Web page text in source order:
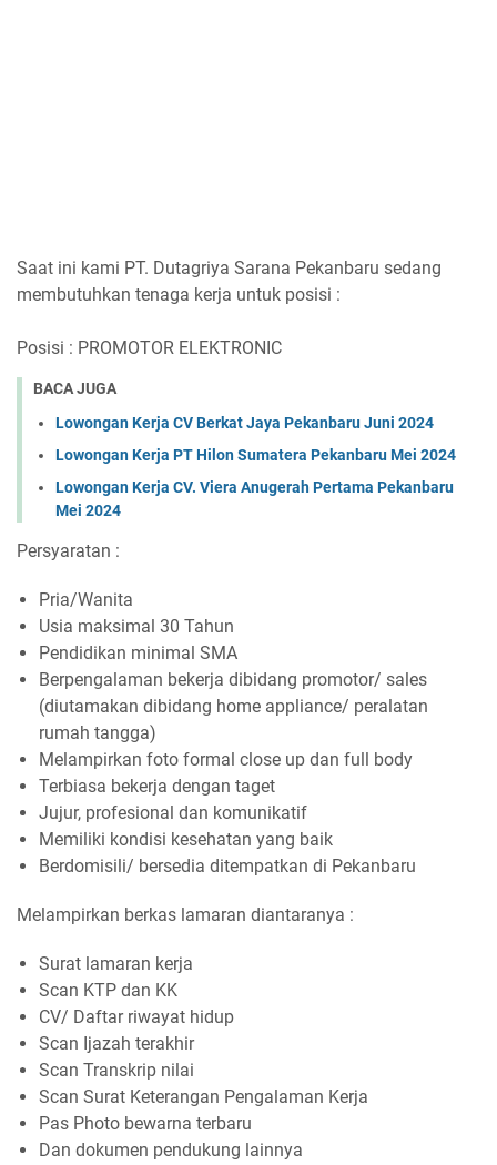
Saat ini kami PT. Dutagriya Sarana Pekanbaru sedang
membutuhkan tenaga kerja untuk posisi :
Posisi : PROMOTOR ELEKTRONIC
BACA JUGA
Lowongan Kerja CV Berkat Jaya Pekanbaru Juni 2024
Lowongan Kerja PT Hilon Sumatera Pekanbaru Mei 2024
Lowongan Kerja CV. Viera Anugerah Pertama Pekanbaru
Mei 2024
Persyaratan :
Pria/Wanita
Usia maksimal 30 Tahun
Pendidikan minimal SMA
Berpengalaman bekerja dibidang promotor/ sales
(diutamakan dibidang home appliance/ peralatan
rumah tangga)
Melampirkan foto formal close up dan full body
Terbiasa bekerja dengan taget
Jujur, profesional dan komunikatif
Memiliki kondisi kesehatan yang baik
Berdomisili/ bersedia ditempatkan di Pekanbaru
Melampirkan berkas lamaran diantaranya :
Surat lamaran kerja
Scan KTP dan KK
CV/ Daftar riwayat hidup
Scan Ijazah terakhir
Scan Transkrip nilai
Scan Surat Keterangan Pengalaman Kerja
Pas Photo bewarna terbaru
Dan dokumen pendukung lainnya